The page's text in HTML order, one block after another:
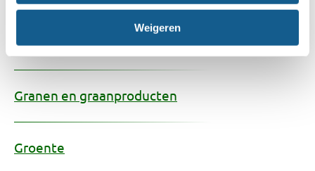
Weigeren
Glycyrrhizine
Granen en graanproducten
Groente